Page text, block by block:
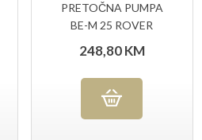
PRETOČNA PUMPA
BE-M 25 ROVER
248,80KM